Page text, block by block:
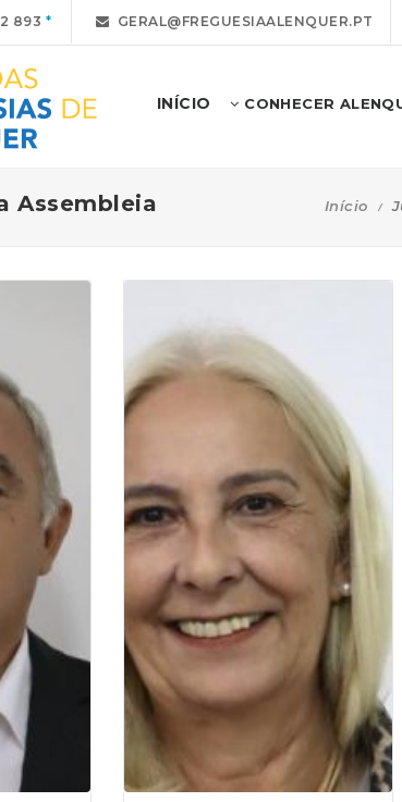
893 GERAL@FREGUESIAALENQUER.PT
INÍCIO CONHECER
Assembleia Início